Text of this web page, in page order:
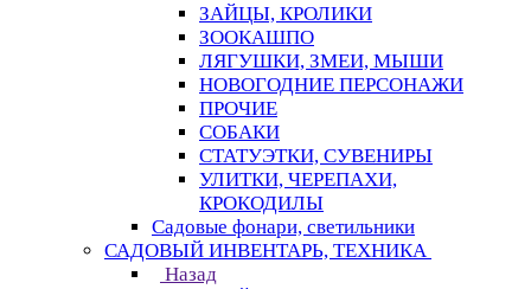
ЗАЙЦЫ, КРОЛИКИ
ЗООКАШПО
ЛЯГУШКИ, ЗМЕИ, МЫШИ
НОВОГОДНИЕ ПЕРСОНАЖИ
ПРОЧИЕ
СОБАКИ
СТАТУЭТКИ, СУВЕНИРЫ
УЛИТКИ, ЧЕРЕПАХИ,
КРОКОДИЛЫ
Садовые фонари, светильники
САДОВЫЙ ИНВЕНТАРЬ, ТЕХНИКА
Назад